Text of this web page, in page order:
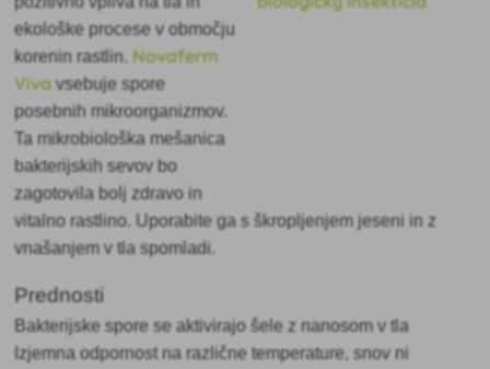
ekološke procese v območju
korenin rastlin. Novaferm
Viva vsebuje spore
posebnih mikroorganizmov.
Ta mikrobiološka mešanica
bakterijskih sevov bo
zagotovila bolj zdravo in
vitalno rastlino. Uporabite ga s škropljenjem jeseni in z
vnašanjem v tla spomladi.
Prednosti
Bakterijske spore se aktivirajo šele z nanosom v tla
Izjemna odpornost na različne temperature, snov ni